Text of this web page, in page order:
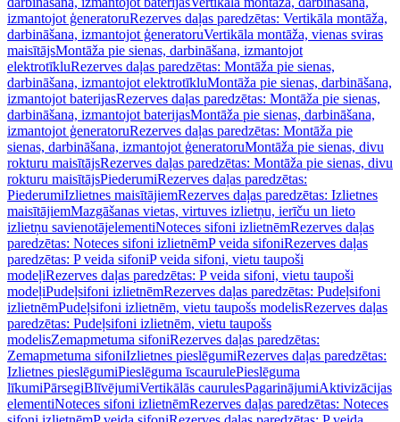
izmantojot ģeneratoruRezerves daļas paredzētas: Vertikāla montāža,
darbināšana, izmantojot ģeneratoruVertikāla montāža, vienas sviras
maisītājsMontāža pie sienas, darbināšana, izmantojot
elektrotīkluRezerves daļas paredzētas: Montāža pie sienas,
darbināšana, izmantojot elektrotīkluMontāža pie sienas, darbināšana,
izmantojot baterijasRezerves daļas paredzētas: Montāža pie sienas,
darbināšana, izmantojot baterijasMontāža pie sienas, darbināšana,
izmantojot ģeneratoruRezerves daļas paredzētas: Montāža pie
sienas, darbināšana, izmantojot ģeneratoruMontāža pie sienas, divu
rokturu maisītājsRezerves daļas paredzētas: Montāža pie sienas, divu
rokturu maisītājsPiederumiRezerves daļas paredzētas:
PiederumiIzlietnes maisītājiemRezerves daļas paredzētas: Izlietnes
maisītājiemMazgāšanas vietas, virtuves izlietņu, ierīču un lieto
izlietņu savienotājelementiNoteces sifoni izlietnēmRezerves daļas
paredzētas: Noteces sifoni izlietnēmP veida sifoniRezerves daļas
paredzētas: P veida sifoniP veida sifoni, vietu taupoši
modeļiRezerves daļas paredzētas: P veida sifoni, vietu taupoši
modeļiPudeļsifoni izlietnēmRezerves daļas paredzētas: Pudeļsifoni
izlietnēmPudeļsifoni izlietnēm, vietu taupošs modelisRezerves daļas
paredzētas: Pudeļsifoni izlietnēm, vietu taupošs
modelisZemapmetuma sifoniRezerves daļas paredzētas:
Zemapmetuma sifoniIzlietnes pieslēgumiRezerves daļas paredzētas:
Izlietnes pieslēgumiPieslēguma īscaurulePieslēguma
līkumiPārsegiBlīvējumiVertikālās caurulesPagarinājumiAktivizācijas
elementiNoteces sifoni izlietnēmRezerves daļas paredzētas: Noteces